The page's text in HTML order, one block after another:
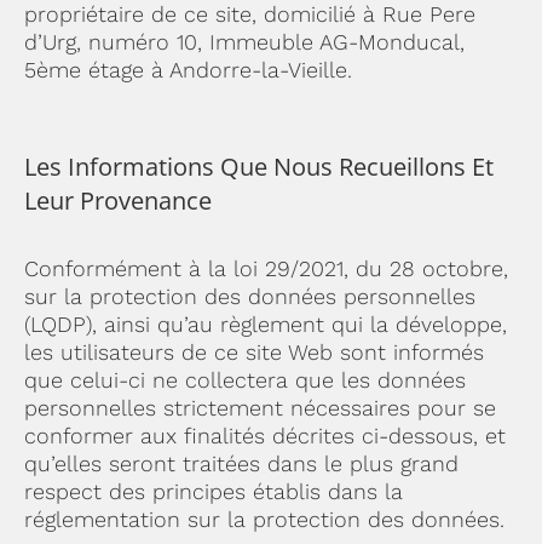
propriétaire de ce site, domicilié à Rue Pere
d’Urg, numéro 10, Immeuble AG-Monducal,
5ème étage à Andorre-la-Vieille.
Les Informations Que Nous Recueillons Et
Leur Provenance
Conformément à la loi 29/2021, du 28 octobre,
sur la protection des données personnelles
(LQDP), ainsi qu’au règlement qui la développe,
les utilisateurs de ce site Web sont informés
que celui-ci ne collectera que les données
personnelles strictement nécessaires pour se
conformer aux finalités décrites ci-dessous, et
qu’elles seront traitées dans le plus grand
respect des principes établis dans la
réglementation sur la protection des données.